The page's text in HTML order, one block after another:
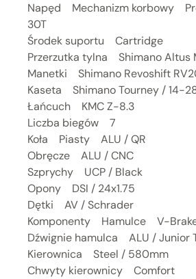
Napęd Mechanizm korbowy
30T
Środek suportu Cartridge
Przerzutka tylna Shimano Altus
Manetki Shimano Revoshift
Kaseta Shimano Tourney / 14-
Łańcuch KMC Z-8.3
Liczba biegów 7
Koła Piasty ALU / QR
Obręcze ALU / CNC
Szprychy UCP / Black
Opony DSI / 24x1.75
Dętki AV / Schrader
Komponenty Hamulce V-
Dźwignie hamulca ALU / Junior
Kierownica Steel / 580mm
Chwyty kierownicy Comfort